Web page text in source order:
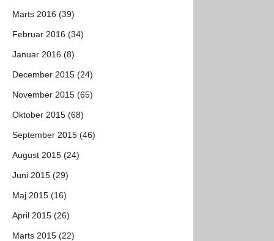
Marts 2016 (39)
Februar 2016 (34)
Januar 2016 (8)
December 2015 (24)
November 2015 (65)
Oktober 2015 (68)
September 2015 (46)
August 2015 (24)
Juni 2015 (29)
Maj 2015 (16)
April 2015 (26)
Marts 2015 (22)